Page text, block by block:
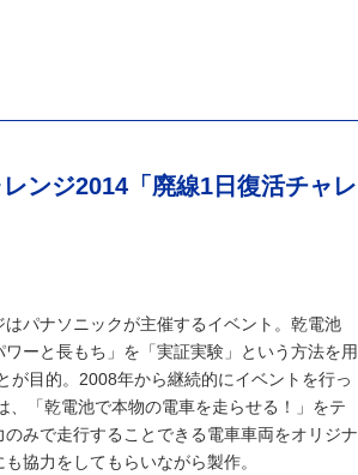
ンジ2014「廃線1日復活チャレ
はパナソニックが主催するイベント。乾電池
ワーと長もち」を「実証実験」という方法を用
が目的。2008年から継続的にイベントを行っ
、「乾電池で本物の電車を走らせる！」をテ
のみで走行することできる電車車両をオリジナ
協力をしてもらいながら製作。